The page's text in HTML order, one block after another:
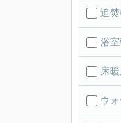
追
浴
床
ウ